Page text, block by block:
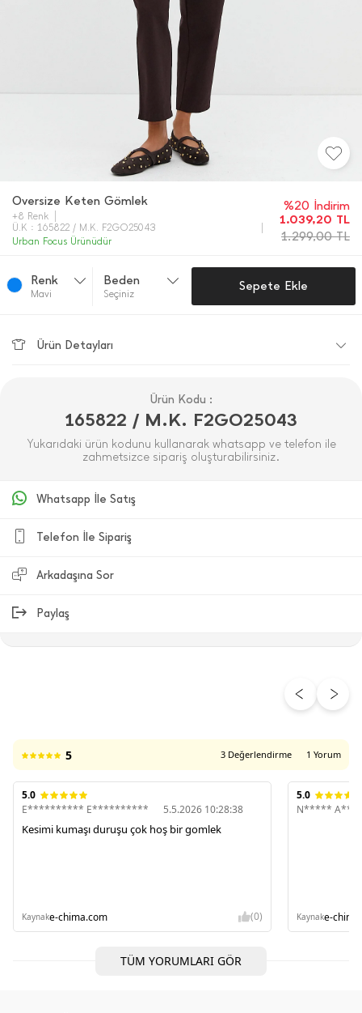
Oversize Keten Gömlek
+8 Renk
Ü.K : 165822 / M.K. F2GO25043
Urban Focus Ürünüdür
%20 İndirim
1.039,20 TL
1.299,00TL
Renk
Mavi̇
Beden
Seçiniz
Sepete Ekle
Ürün Detayları
Ürün Kodu :
165822 / M.K. F2GO25043
Yukarıdaki ürün kodunu kullanarak whatsapp ve telefon ile
zahmetsizce sipariş oluşturabilirsiniz.
Whatsapp İle Satış
Telefon İle Sipariş
Arkadaşına Sor
Paylaş
5 3 Değerlendirme 1 Yorum
5.0
E********** E**********
5.5.2026 10:28:38
Kesimi kumaşı duruşu çok hoş bir gomlek
Kaynake-chima.com (0)
5.0
N*****
Kaynake-
TÜM YORUMLARI GÖR